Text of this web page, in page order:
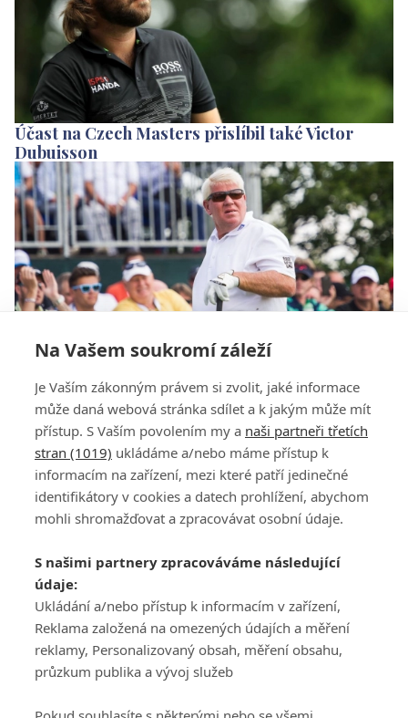
Na Vašem soukromí záleží
Je Vaším zákonným právem si zvolit, jaké informace
může daná webová stránka sdílet a k jakým může mít
přístup. S Vaším povolením my a naši partneři třetích
stran (1019) ukládáme a/nebo máme přístup k
informacím na zařízení, mezi které patří jedinečné
identifikátory v cookies a datech prohlížení, abychom
mohli shromažďovat a zpracovávat osobní údaje.
S našimi partnery zpracováváme následující
údaje:
Ukládání a/nebo přístup k informacím v zařízení,
Reklama založená na omezených údajích a měření
reklamy, Personalizovaný obsah, měření obsahu,
průzkum publika a vývoj služeb
Účast na Czech Masters přislíbil také Victor
Dubuisson
Hvězda Czech Masters Daly navštívil Trumpa v
oválné pracovně
Všeobecné obchodní
podmínky služby
GolfExtra.cz Premium
Podmínky zpracování
osobních údajů při
ATV CZ, s.r.o.
140 00 Praha 4